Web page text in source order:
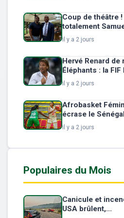
Coup de théâtre
totalement
il y a 2 jours
Hervé Renard
Éléphants : la FIF
il y a 2 jours
Afrobasket
écrase le
il y a 2 jours
Populaires du Mois
Canicule et
USA brûlent,...